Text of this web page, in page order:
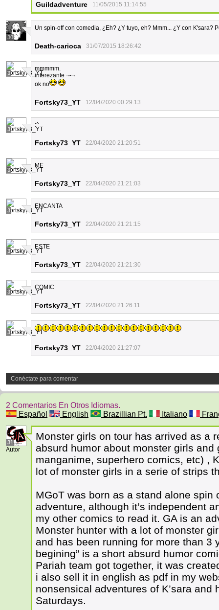
Guildadventure 11/05/2015 11:14:55
30
Un spin-off con comedia, ¿Eh? ¿Y tuyo, eh? Mmm... ¿Y con K'sara?
Death-carioca 31/07/2015 18:26:42
3
mmmmm.
interezante ¬-¬
ok no
Fortsky73_YT 12/04/2020 00:29:13
3
:^
Fortsky73_YT 22/04/2020 21:20:51
3
ME
Fortsky73_YT 22/04/2020 21:21:03
3
ENCANTA
Fortsky73_YT 22/04/2020 21:21:15
3
ESTE
Fortsky73_YT 22/04/2020 21:21:30
3
COMIC
Fortsky73_YT 22/04/2020 21:26:11
3
Fortsky73_YT 22/04/2020 21:27:07
Conéctate para comentar
2 Comentarios En Otros Idiomas.
Español
English Brazillian Pt. Italiano
31
Autor
Monster girls on tour has arrived as a
absurd humor about monster girls
manganime, superhero comics, etc) ,
lot of monster girls in a serie of strips
MGoT was born as a stand alone spin
adventure, although it’s independent
my other comics to read it. GA is an
Monster hunter with a lot of monster
and has been running for more than 3
begining” is a short absurd humor
Pariah team got together, it was
i also sell it in english as pdf in my
nonsensical adventures of K’sara and
Saturdays.